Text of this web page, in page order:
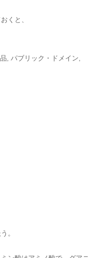
くと、
, パブリック・ドメイン,
。